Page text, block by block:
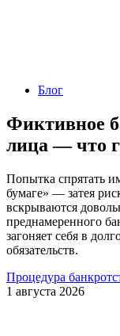
Блог
Фиктивное
лица — что
Попытка спрятать
бумаге» — затея
вскрываются
преднамеренного
загоняет себя в
обязательств.
Процедура
1 августа 2026